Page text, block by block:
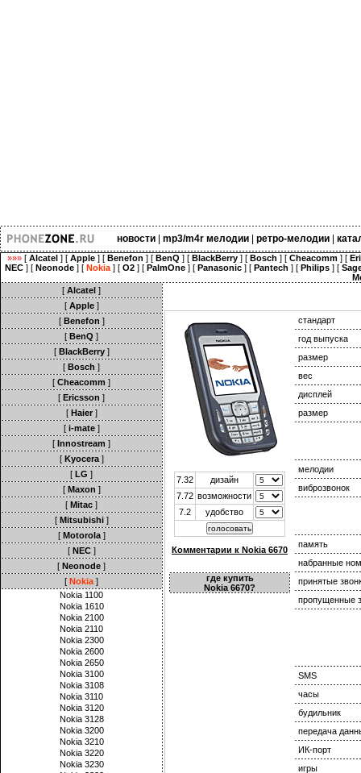
новости| mp3/m4r мелодии| ретро-мелодии|
»»» [ Alcatel ] [ Apple ] [ Benefon ] [ BenQ ] [ BlackBerry ] [ Bosch ] [ Cheacomm ] [
NEC ] [ Neonode ] [ Nokia ] [ O2 ] [ PalmOne ] [ Panasonic ] [ Pantech ] [ Philips ] [
[ Alcatel ]
[ Apple]
[ Benefon ]
[ BenQ ]
[ BlackBerry]
[ Bosch ]
[ Cheacomm ]
[ Ericsson ]
[ Haier]
[ i-mate]
[ Innostream ]
[ Kyocera]
[ LG ]
[ Maxon ]
[ Mitac ]
[ Mitsubishi]
[ Motorola]
[ NEC]
[ Neonode ]
[ Nokia ]
Nokia 1100
Nokia 1610
Nokia 2100
Nokia 2110
Nokia 2300
Nokia 2600
Nokia 2650
Nokia 3100
Nokia 3108
Nokia 3110
Nokia 3120
Nokia 3128
Nokia 3200
Nokia 3210
Nokia 3220
Nokia 3230
7.32
дизайн
7.72 возможности
7.2
удобство
Комментарии к Nokia 6670
где купить
Nokia 6670?
стандарт
год выпуска
размер
вес
дисплей
размер
мелодии
виброзвонок
память
набранные
принятые
пропущенные
SMS
часы
будильник
передача
ИК-порт
игры